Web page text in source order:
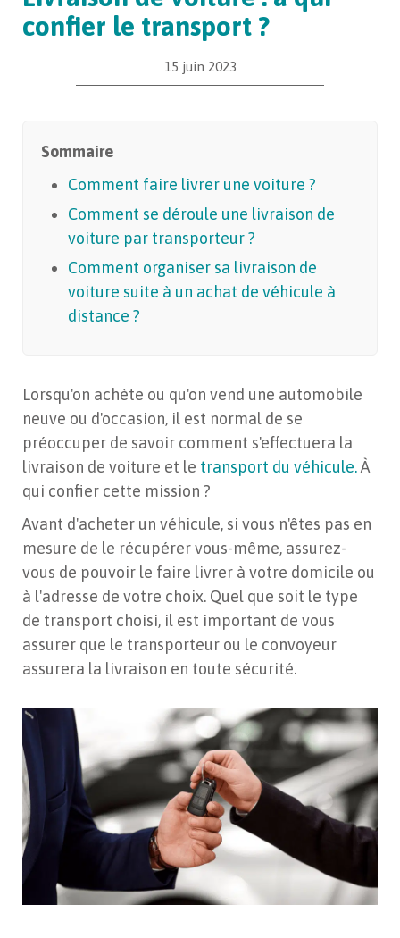
confier le transport ?
15 juin 2023
Sommaire
Comment faire livrer une voiture ?
Comment se déroule une livraison de
voiture par transporteur ?
Comment organiser sa livraison de
voiture suite à un achat de véhicule à
distance ?
Lorsqu'on achète ou qu'on vend une automobile
neuve ou d'occasion, il est normal de se
préoccuper de savoir comment s'effectuera la
livraison de voiture et le transport du véhicule.À
qui confier cette mission ?
Avant d'acheter un véhicule, si vous n'êtes pas en
mesure de le récupérer vous-même, assurez-
vous de pouvoir le faire livrer à votre domicile ou
à l'adresse de votre choix. Quel que soit le type
de transport choisi, il est important de vous
assurer que le transporteur ou le convoyeur
assurera la livraison en toute sécurité.